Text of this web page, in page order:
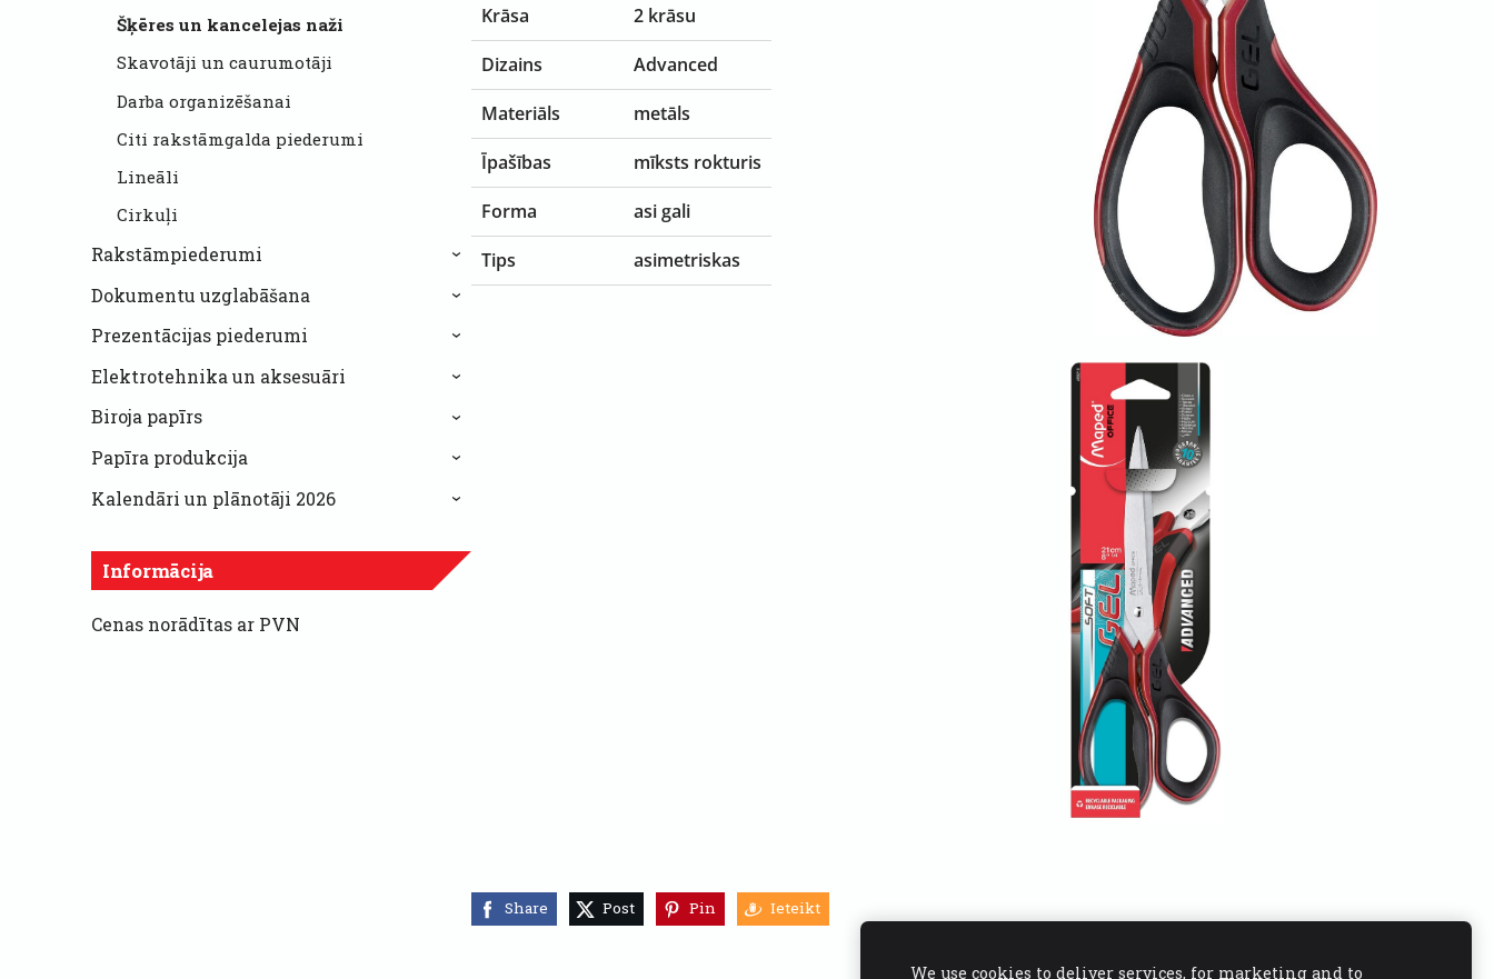
Šķēres un kancelejas naži
Skavotāji un caurumotāji
Darba organizēšanai
Citi rakstāmgalda piederumi
Lineāli
Cirkuļi
Rakstāmpiederumi ›
Dokumentu uzglabāšana ›
Prezentācijas piederumi ›
Elektrotehnika un aksesuāri ›
Biroja papīrs ›
Papīra produkcija ›
Kalendāri un plānotāji 2026 ›
Informācija
Cenas norādītas ar PVN
Krāsa
2 krāsu
Dizains
Advanced
Materiāls
metāls
Īpašības
mīksts rokturis
Forma
asi gali
Tips
asimetriskas
Share Post Pin Ieteikt
We use cookies to deliver services, for marketing and to